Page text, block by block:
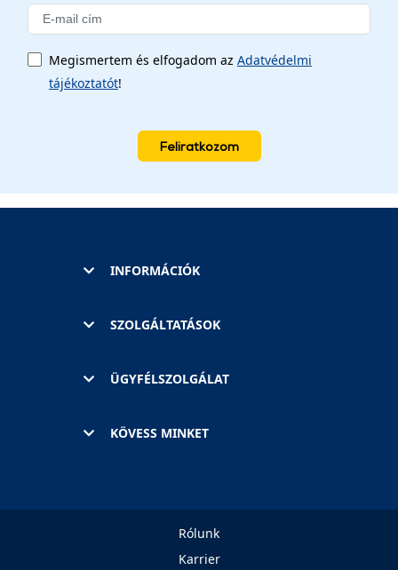
Megismertem és elfogadom az Adatvédelmi
tájékoztatót!
Feliratkozom
INFORMÁCIÓK
SZOLGÁLTATÁSOK
ÜGYFÉLSZOLGÁLAT
KÖVESS MINKET
Rólunk
Karrier